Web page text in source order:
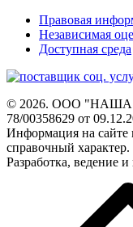
Правовая
Независимая
Доступная среда
© 2026. ООО
78/00358629 от
Информация на сайте
справочный характер.
Разработка, ведение